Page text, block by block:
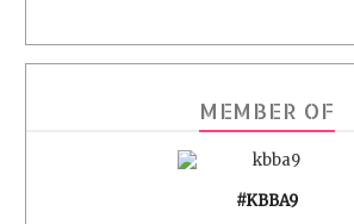
MEMBER OF
#KBBA9